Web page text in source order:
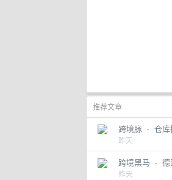
推荐文章
跨境脉 · 仓库
昨天
跨境黑马 ·
昨天